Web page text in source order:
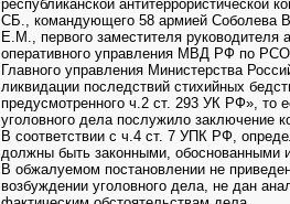
республиканской
СБ., командующего 58 армией Соболева
Е.М., первого заместителя руководителя
оперативного управления МВД РФ по
Главного управления Министерства
ликвидации последствий стихийных
предусмотренного ч.2 ст. 293 УК РФ», то
уголовного дела послужило заключение
В соответствии с ч.4 ст. 7 УПК РФ,
должны быть законными, обоснованными
В обжалуемом постановлении не
возбуждении уголовного дела, не дан